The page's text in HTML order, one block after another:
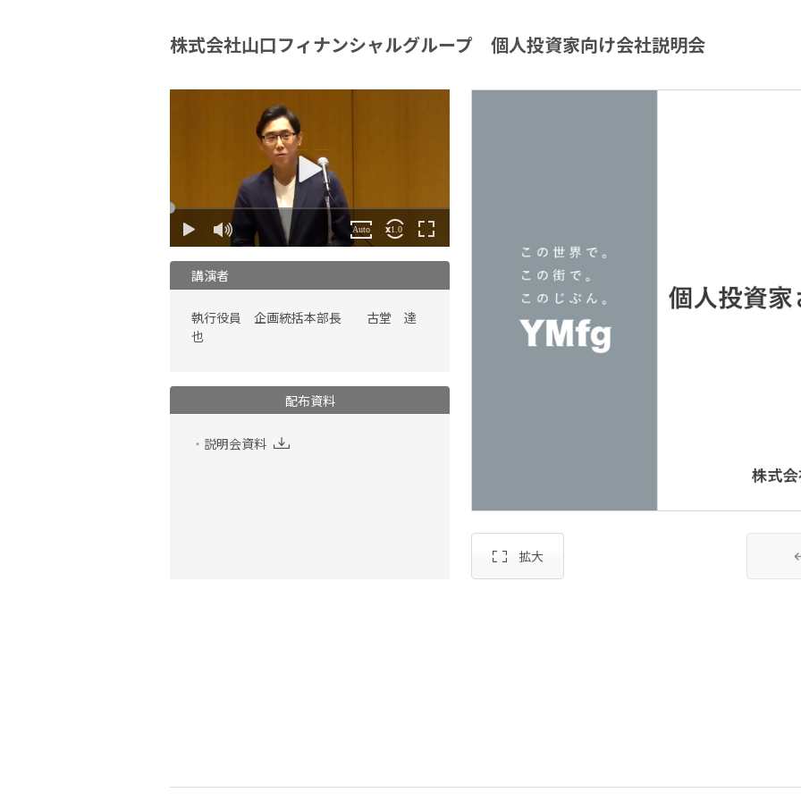
株式会社山口フィナンシャルグループ 個人投資家向け会社説明会
講演者
執行役員 企画統括本部長 古堂 達
也
配布資料
説明会資料